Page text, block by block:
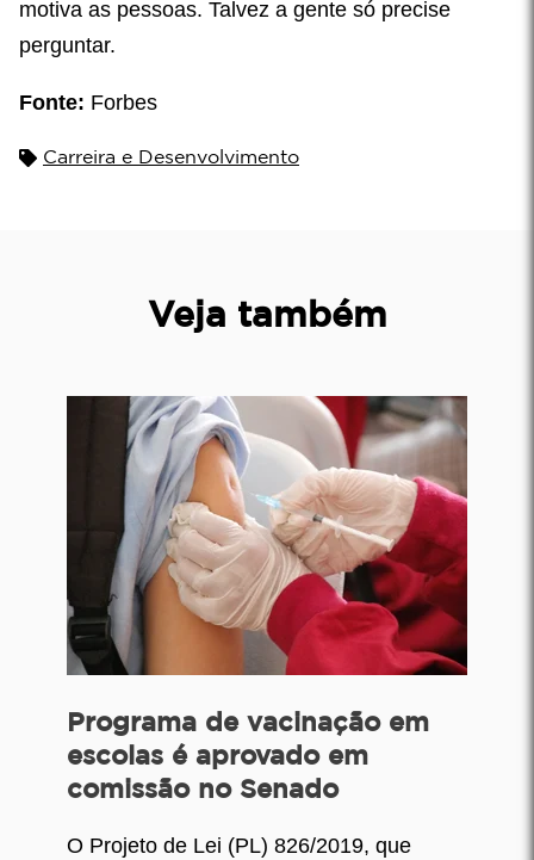
motiva as pessoas. Talvez a gente só precise
perguntar.
Fonte: Forbes
Carreira e Desenvolvimento
Veja também
Programa de vacinação em
escolas é aprovado em
comissão no Senado
O Projeto de Lei (PL) 826/2019, que